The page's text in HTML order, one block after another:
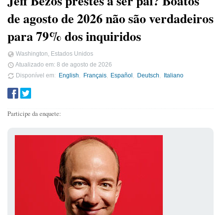
de agosto de 2026 não são verdadeiros
para 79% dos inquiridos
Washington, Estados Unidos
Atualizado em: 8 de agosto de 2026
Disponível em
English Français Español Deutsch Italiano
Participe da enquete: